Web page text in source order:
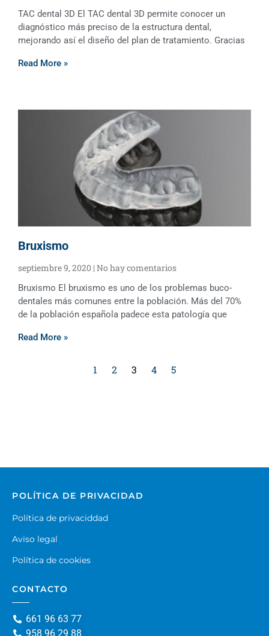
TAC dental 3D El TAC dental 3D permite conocer un
diagnóstico más preciso de la estructura dental,
mejorando así el diseño del plan de tratamiento. Gracias
Read More »
Bruxismo
septiembre 9, 2020 No hay comentarios
Bruxismo El bruxismo es uno de los problemas buco-
dentales más comunes entre la población. Más del 70%
de la población española padece esta patología que
Read More »
1 2 3 4 5
CONTACTO
661 96 63 77
958 96 29 88
POLÍTICA DE PRIVACIDAD
Política de privaciddad
Aviso legal
Política de cookies